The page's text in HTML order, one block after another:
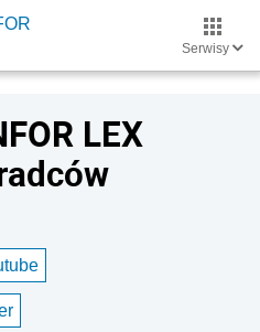
Serwisy
LEX